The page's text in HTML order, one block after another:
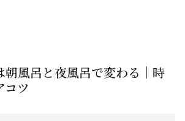
朝風呂と夜風呂で変わる│時
コツ